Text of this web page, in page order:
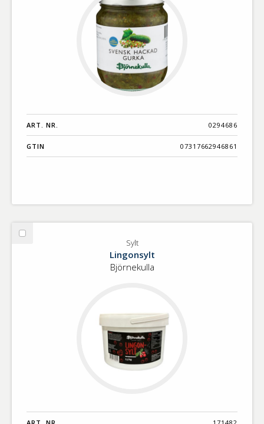
ART. NR. 0294686
GTIN 07317662946861
Välj
Sylt
Lingonsylt
Björnekulla